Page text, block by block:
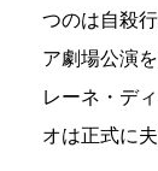
つのは自殺
ア劇場公演
レーネ・デ
オは正式に